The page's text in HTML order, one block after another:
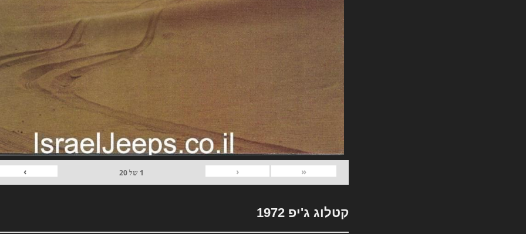
«
‹
1 של20
›
קטלוג ג'יפ 1972